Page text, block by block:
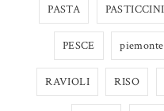
PASTA PASTICCINI
PESCE piemonte
RAVIOLI RISO